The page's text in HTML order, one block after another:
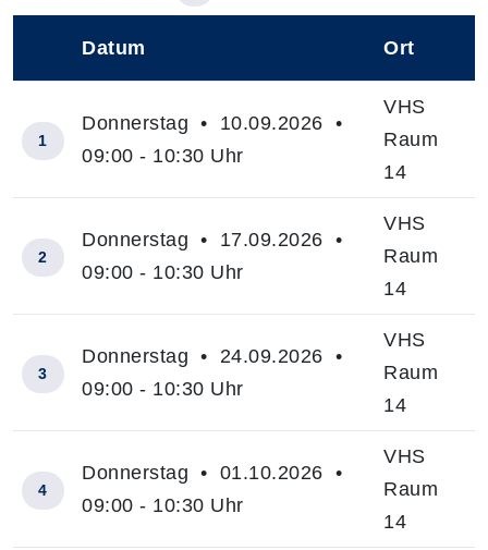
Datum Ort
1
Donnerstag • 10.09.2026 •
09:00 - 10:30 Uhr
VHS
Raum
14
2
Donnerstag • 17.09.2026 •
09:00 - 10:30 Uhr
VHS
Raum
14
3
Donnerstag • 24.09.2026 •
09:00 - 10:30 Uhr
VHS
Raum
14
4
Donnerstag • 01.10.2026 •
09:00 - 10:30 Uhr
VHS
Raum
14